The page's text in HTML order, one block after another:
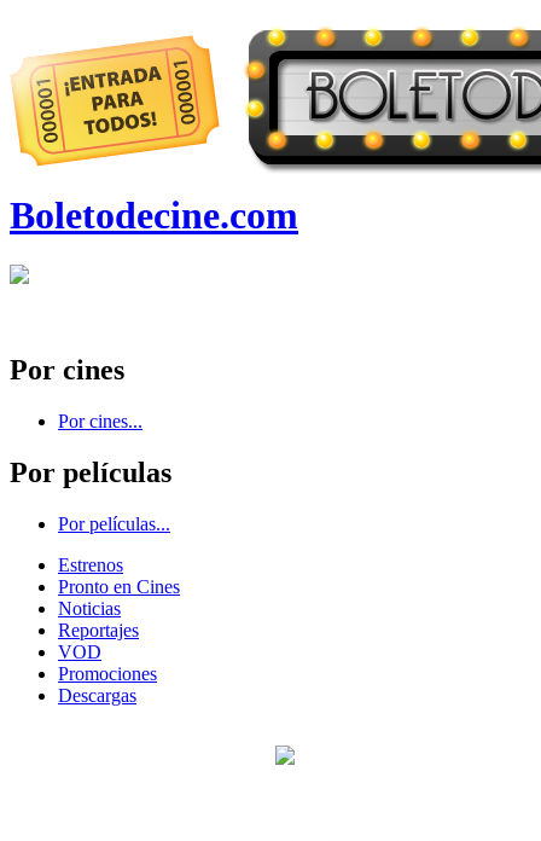
Boletodecine.com
Por cines
Por cines...
Por películas
Por películas...
Estrenos
Pronto en Cines
Noticias
Reportajes
VOD
Promociones
Descargas